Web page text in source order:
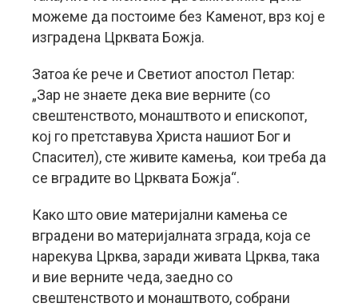
можеме да постоиме без Каменот, врз кој е
изградена Црквата Божја.
Затоа ќе рече и Светиот апостол Петар:
„Зар не знаете дека вие верните (со
свештенството, монаштвото и епископот,
кој го претставува Христа нашиот Бог и
Спасител), сте живите камења, кои треба да
се вградите во Црквата Божја“.
Како што овие материјални камења се
вградени во материјалната зграда, која се
нарекува Црква, заради живата Црква, така
и вие верните чеда, заедно со
свештенството и монаштвото, собрани